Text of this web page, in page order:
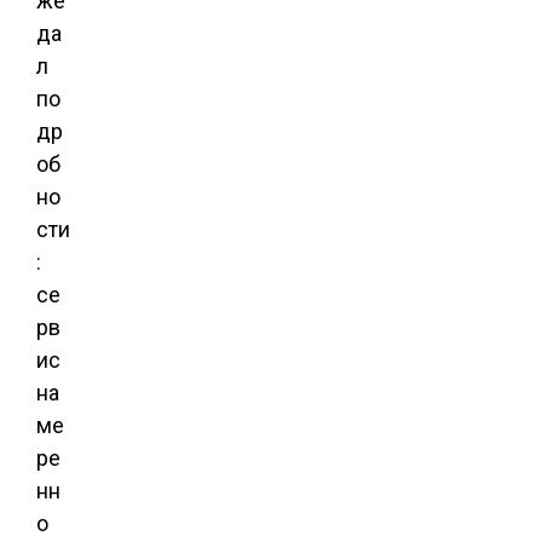
да
л
по
др
об
но
сти
:
се
рв
ис
на
ме
ре
нн
о